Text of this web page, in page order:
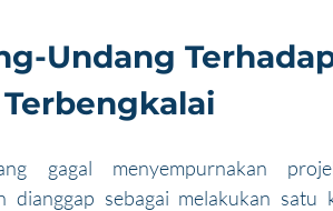
Undang
gagal menyempurnakan
dianggap sebagai melakukan satu